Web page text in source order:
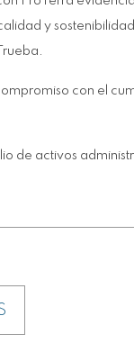
y
con el
de activos